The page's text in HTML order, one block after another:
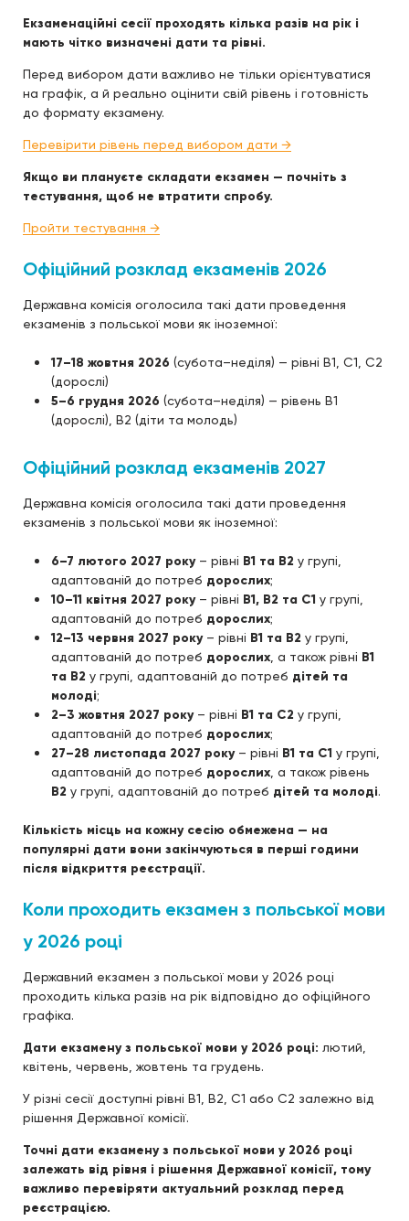
Екзаменаційні сесії проходять кілька разів на рік і
мають чітко визначені дати та рівні.
Перед вибором дати важливо не тільки орієнтуватися
на графік, а й реально оцінити свій рівень і готовність
до формату екзамену.
Перевірити рівень перед вибором дати →
Якщо ви плануєте складати екзамен — почніть з
тестування, щоб не втратити спробу.
Пройти тестування →
Офіційний розклад екзаменів 2026
Державна комісія оголосила такі дати проведення
екзаменів з польської мови як іноземної:
17–18 жовтня 2026 (субота–неділя) — рівні B1, C1, C2
(дорослі)
5–6 грудня 2026 (субота–неділя) — рівень B1
(дорослі), B2 (діти та молодь)
Офіційний розклад екзаменів 2027
Державна комісія оголосила такі дати проведення
екзаменів з польської мови як іноземної:
6–7 лютого 2027 року– рівні B1 та B2 у групі,
адаптованій до потреб дорослих;
10–11 квітня 2027 року– рівні B1, B2 та C1 у групі,
адаптованій до потреб дорослих;
12–13 червня 2027 року– рівні B1 та B2 у групі,
адаптованій до потреб дорослих , а також рівні B1
та B2 у групі, адаптованій до потреб дітей та
молоді;
2–3 жовтня 2027 року– рівні B1 та C2 у групі,
адаптованій до потреб дорослих;
27–28 листопада 2027 року– рівні B1 та C1 у групі,
адаптованій до потреб дорослих , а також рівень
B2 у групі, адаптованій до потреб дітей та молоді.
Кількість місць на кожну сесію обмежена — на
популярні дати вони закінчуються в перші години
після відкриття реєстрації.
Коли проходить екзамен з польської мови
у 2026 році
Державний екзамен з польської мови у 2026 році
проходить кілька разів на рік відповідно до офіційного
графіка.
Дати екзамену з польської мови у 2026 році: лютий,
квітень, червень, жовтень та грудень.
У різні сесії доступні рівні B1, B2, C1 або C2 залежно від
рішення Державної комісії.
Точні дати екзамену з польської мови у 2026 році
залежать від рівня і рішення Державної комісії, тому
важливо перевіряти актуальний розклад перед
реєстрацією.